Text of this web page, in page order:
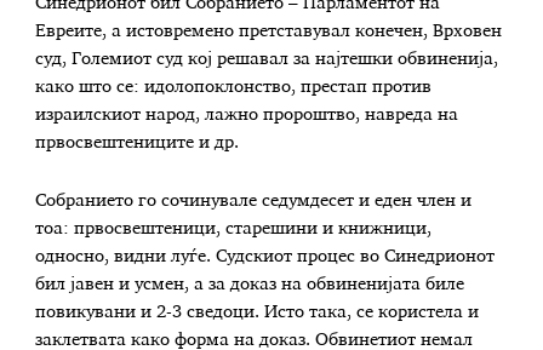
Синедрионот бил Собранието – Парламентот на
Евреите, а истовремено претставувал конечен, Врховен
суд, Големиот суд кој решавал за најтешки обвиненија,
како што се: идолопоклонство, престап против
израилскиот народ, лажно пророштво, навреда на
првосвештениците и др.
Собранието го сочинувале седумдесет и еден член и
тоа: првосвештеници, старешини и книжници,
односно, видни луѓе. Судскиот процес во Синедрионот
бил јавен и усмен, а за доказ на обвиненијата биле
повикувани и 2-3 сведоци. Исто така, се користела и
заклетвата како форма на доказ. Обвинетиот немал